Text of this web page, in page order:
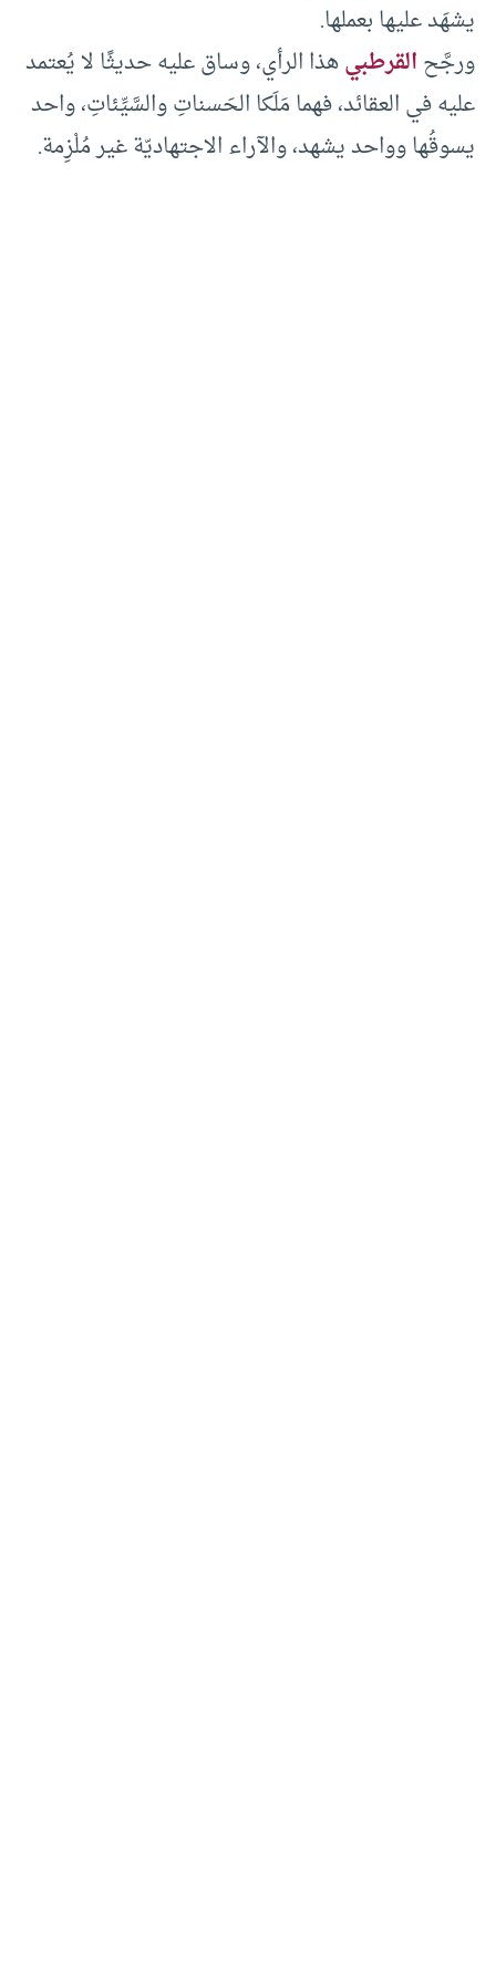
يشهَد عليها بعملها.
ورجَّحالقرطبيهذا الرأي، وساق عليه حديثًا لا يُعتمد
عليه في العقائد، فهما مَلَكا الحَسناتِ والسَّيِّئاتِ، واحد
يسوقُها وواحد يشهد، والآراء الاجتهاديّة غير مُلْزِمة.